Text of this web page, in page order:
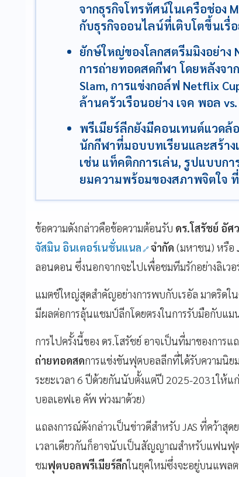
จากธุรกิจโทรทัศน์ในเครือช่อง
กับธุรกิจออนไลน์ที่เติบโตขึ้นเรื่
ยักษ์ใหญ่ของโลกสตรีมมิงอย่าง
การถ่ายทอดสดกีฬา โดยหลังจ
Slam, การแข่งกอล์ฟ Netflix
ล้านครัวเรือนอย่าง เจค พอล
พรีเมียร์ลีกยังมีคอนเทนต์แวดล้
นักกีฬาที่มอบบทเรียนและสร้าง
เช่น แท็คติกการเล่น, รูปแบบกา
ยมความพร้อมของสภาพจิตใจ
ข้อความดังกล่าวคือข้อความต้อนรับ ดร.โสรัชย์ อัศ
จัสมิน อินเตอร์เนชั่นแนล จำกัด (มหาชน) หรือ
ลอนดอน ซึ่งนอกจากจะไปเพื่อชมทีมรักอย่างลิเว
แมตช์ใหญ่สุดสำคัญอย่างการพบกับเรอัล มาดริด
มีผลต่อการลุ้นแชมป์ลีกโดยตรงในการรับมือกับแม
การไปครั้งนี้ของ ดร.โสรัชย์ อาจเป็นที่มาของการแ
ถ่ายทอดสดการแข่งขันฟุตบอลลีกที่ได้รับความนิย
ระยะเวลา 6 ปีด้วยกันนับตั้งแต่ปี 2025-2031ให้
บอลเอฟเอ คัพ พ่วงมาด้วย)
แถลงการณ์ดังกล่าวเป็นข่าวดีสำหรับ JAS ที่คว้า
เวลาเดียวกันก็อาจนับเป็นสัญญาณสำหรับแฟนฟุ
ชมฟุตบอลพรีเมียร์ลีกในยุคใหม่ซึ่งจะอยู่บนแพล